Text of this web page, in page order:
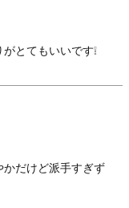
とてもいいです❕
だけど派手すぎず